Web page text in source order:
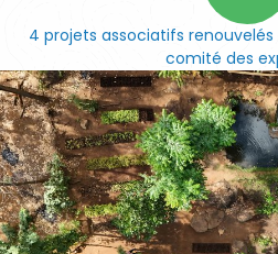
4 projets associatifs renouvelés
comité des